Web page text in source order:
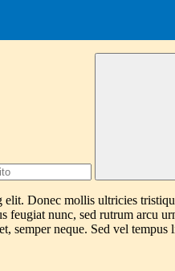
Donec mollis ultricies
feugiat nunc, sed rutrum arcu
semper neque. Sed vel